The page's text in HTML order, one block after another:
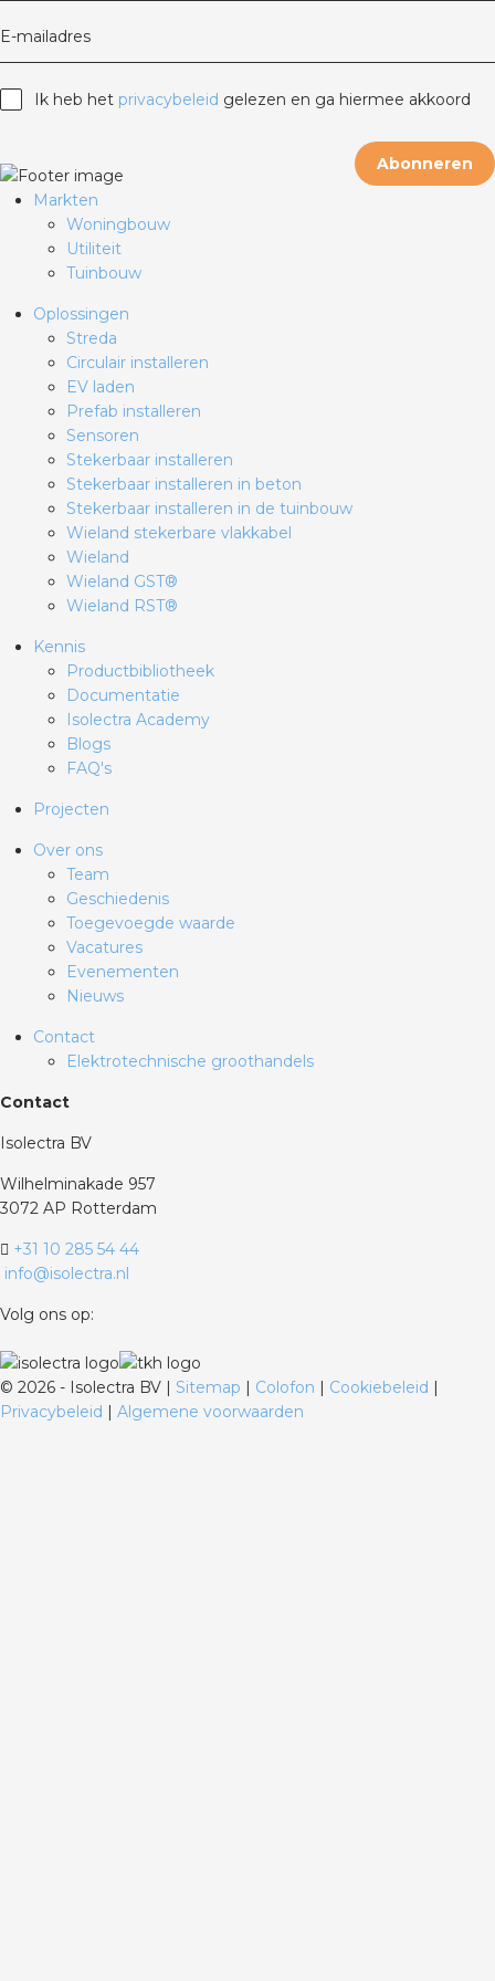
E-mailadres
Ik heb het privacybeleid gelezen en ga hiermee akkoord
Abonneren
Markten
Woningbouw
Utiliteit
Tuinbouw
Oplossingen
Streda
Circulair installeren
EV laden
Prefab installeren
Sensoren
Stekerbaar installeren
Stekerbaar installeren in beton
Stekerbaar installeren in de tuinbouw
Wieland stekerbare vlakkabel
Wieland
Wieland GST®
Wieland RST®
Kennis
Productbibliotheek
Documentatie
Isolectra Academy
Blogs
FAQ's
Projecten
Over ons
Team
Geschiedenis
Toegevoegde waarde
Vacatures
Evenementen
Nieuws
Contact
Elektrotechnische groothandels
Contact
Isolectra BV
Wilhelminakade 957
3072 AP Rotterdam
+31 10 285 54 44
info@isolectra.nl
Volg ons op:
© 2026 - Isolectra BV | Sitemap | Colofon | Cookiebeleid |
Privacybeleid | Algemene voorwaarden